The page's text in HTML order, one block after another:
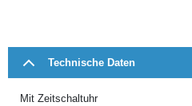
Technische Daten
Mit Zeitschaltuhr